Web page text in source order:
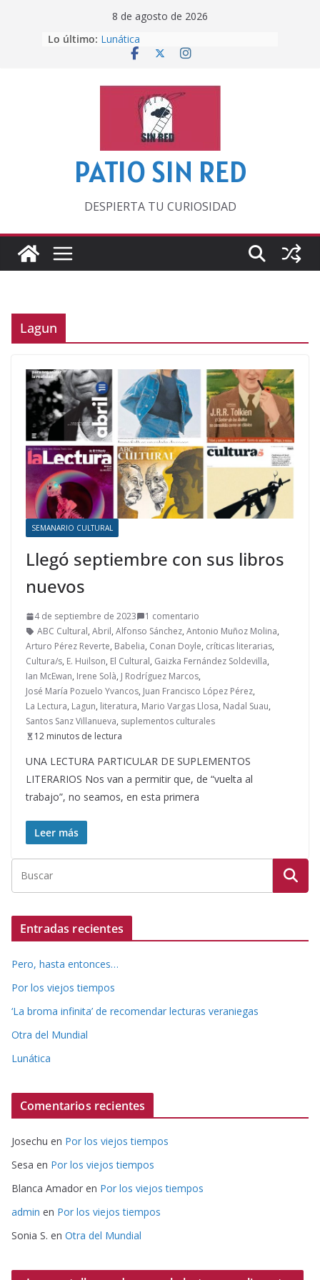
8 de agosto de 2026
Lo último: Lunática
Pero, hasta entonces…
‘La broma infinita’ de recomendar
lecturas veraniegas
Otra del Mundial
PATIO SIN RED
DESPIERTA TU CURIOSIDAD
Lagun
SEMANARIO CULTURAL
Llegó septiembre con sus libros
nuevos
4 de septiembre de 2023
1 comentario
ABC Cultural, Abril, Alfonso Sánchez, Antonio Muñoz Molina,
Arturo Pérez Reverte, Babelia, Conan Doyle, críticas literarias,
Cultura/s, E. Huilson, El Cultural, Gaizka Fernández Soldevilla,
Ian McEwan, Irene Solà, J Rodríguez Marcos,
José María Pozuelo Yvancos, Juan Francisco López Pérez,
La Lectura, Lagun, literatura, Mario Vargas Llosa, Nadal Suau,
Santos Sanz Villanueva, suplementos culturales
12 minutos de lectura
UNA LECTURA PARTICULAR DE SUPLEMENTOS
LITERARIOS Nos van a permitir que, de “vuelta al
trabajo”, no seamos, en esta primera
Leer más
Entradas recientes
Pero, hasta entonces…
Por los viejos tiempos
‘La broma infinita’ de recomendar lecturas veraniegas
Otra del Mundial
Lunática
Comentarios recientes
Josechu en Por los viejos tiempos
Sesa en Por los viejos tiempos
Blanca Amador en Por los viejos tiempos
admin en Por los viejos tiempos
Sonia S. en Otra del Mundial